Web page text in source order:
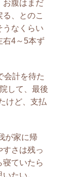
お腹はまだ
、とのこ
うなくらい
4～5本ず
会計を待た
して、最後
けど、支払
が家に帰
すさは残っ
寝ていたら